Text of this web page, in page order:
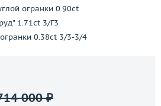
огранки 0.90ct
1.71ct 3/Г3
0.38ct 3/3-3/4
000 ₽